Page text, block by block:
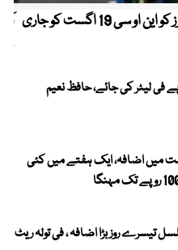
کیریبین پریمیئر لیگ ، قومی کرکٹرز کو این او سی 19 اگست کو جاری
کی قیمت 228 روپے فی لیٹر کی جائے، حافظ نعیم
میں اضافہ، ایک ہفتے میں کئی
روز بڑا اضافہ ، فی تولہ ریٹ